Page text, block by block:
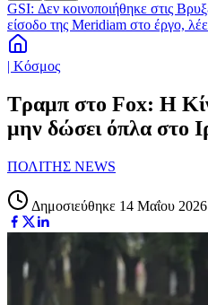
GSI: Δεν κοινοποιήθηκε στις
είσοδο της Meridiam στο έργο,
| Κόσμος
Τραμπ στο Fox: Η
μην δώσει όπλα στο
ΠΟΛΙΤΗΣ NEWS
Δημοσιεύθηκε 14 Μαΐου